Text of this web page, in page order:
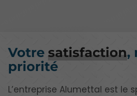
Votre satisfaction,
priorité
L’entreprise Alumettal est le